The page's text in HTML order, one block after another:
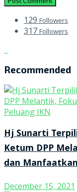
129 Followers
317 Followers
Recommended
Hj Sunarti
Ketum DPP
dan
December 15, 2021